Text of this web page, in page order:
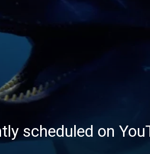
scheduled on